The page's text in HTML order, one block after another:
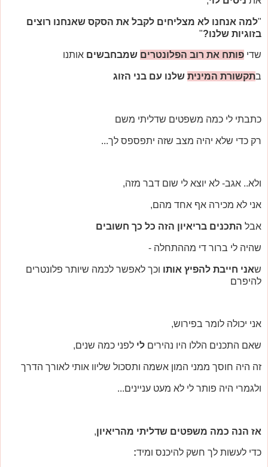
"למה אנחנו לא מצליחים לקבל את הסקס שאנחנו רוצים
בזוגיות שלנו?"
שדי פותח את רוב הפלונטרים שמבחבשים אותנו
בתקשורת המינית שלנו עם בני הזוג
כתבתי לי כמה משפטים שדליתי משם
רק כדי שלא יהיה מצב שזה יתפספס לך...
ולא.. אגב- לא יוצא לי שום דבר מזה,
אני לא מכירה אף אחד מהם,
אבל התכנים בריאיון הזה כל כך חשובים
שהיה לי ברור די מההתחלה -
שאני חייבת להפיץ אותו וכך לאפשר לכמה שיותר פלונטרים
להיפרם
אני יכולה לומר בפירוש,
שאם התכנים הללו היו נהירים לי לפני כמה שנים,
זה היה חוסך ממני המון אשמה ותסכול שליוו אותי לאורך הדרך
ולגמרי היה פותר לי לא מעט עניינים...
אז הנה כמה משפטים שדליתי מהריאיון,
כדי לעשות לך חשק להיכנס ומיד: